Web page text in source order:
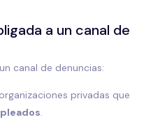
a un canal de
canal de denuncias:
privadas que
.